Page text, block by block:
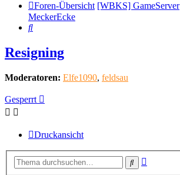
Foren-Übersicht [WBKS] GameServer
MeckerEcke
Suche
Resigning
Moderatoren: Elfe1090, feldsau
Gesperrt
Druckansicht
Suche